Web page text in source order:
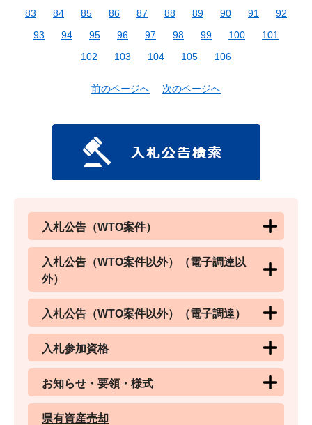
83
84 85 86 87 88 89 90 91
92
93
94 95 96 97 98 99 100
101
102
103 104 105 106
前のページへ 次のページへ
入札公告（WTO案件）
入札公告（WTO案件以外）（電子調達以
外）
入札公告（WTO案件以外）（電子調達）
入札参加資格
お知らせ・要領・様式
県有資産売却